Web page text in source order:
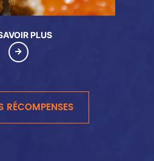
PLUS
RÉCOMPENSES